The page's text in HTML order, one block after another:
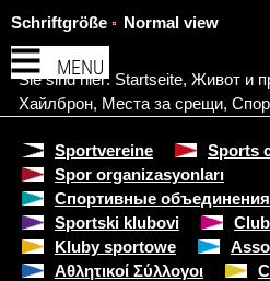
MENU
Schriftgröße Normal view
Sie sind hier: Startseite, Живот и
Хайлброн, Места за срещи,
Sportvereine
Sports
Spor organizasyonları
Спортивные объединения
Sportski klubovi
Kluby sportowe
Αθλητικοί Σύλλογοι